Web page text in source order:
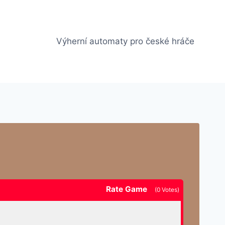
Výherní automaty pro české hráče
Rate Game (0 Votes)